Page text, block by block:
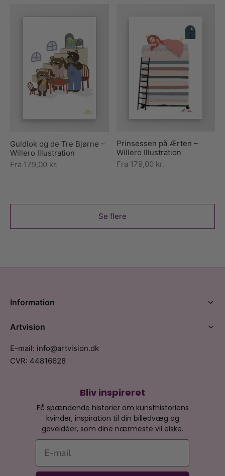
Guldlok og de Tre Bjørne –
Willero Illustration
Fra 179,00 kr.
Prinsessen på Ærten –
Willero Illustration
Fra 179,00 kr.
Se flere
Bliv inspireret
Få spændende historier om kunsthistoriens
kvinder, inspiration til din billedvæg og
gaveidéer, som dine nærmeste vil elske.
Information
Artvision
E-mail: info@artvision.dk
CVR: 44816628